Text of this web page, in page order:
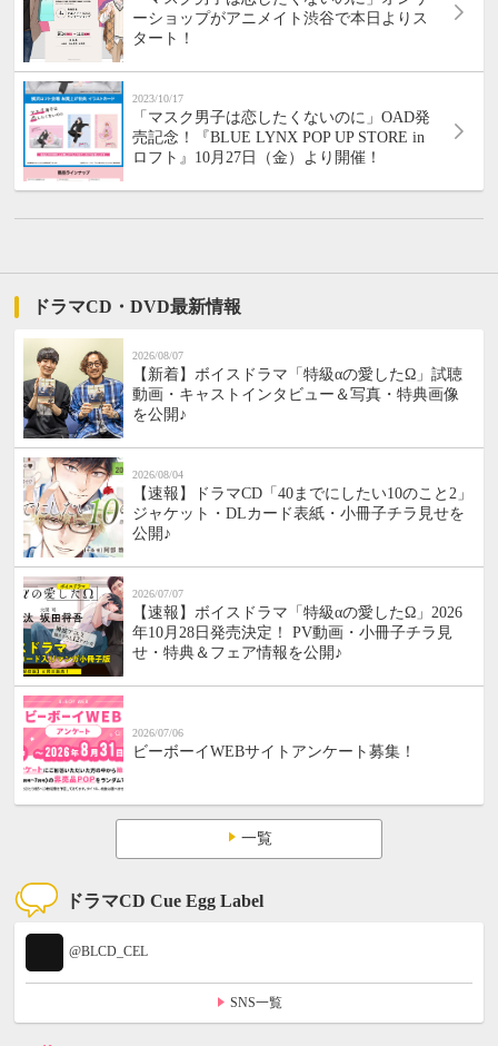
ーショップがアニメイト渋谷で本日よりス
タート！
2023/10/17
「マスク男子は恋したくないのに」OAD発
売記念！『BLUE LYNX POP UP STORE in
ロフト』10月27日（金）より開催！
ドラマCD・DVD最新情報
2026/08/07
【新着】ボイスドラマ「特級αの愛したΩ」試聴
動画・キャストインタビュー＆写真・特典画像
を公開♪
2026/08/04
【速報】ドラマCD「40までにしたい10のこと2」
ジャケット・DLカード表紙・小冊子チラ見せを
公開♪
2026/07/07
【速報】ボイスドラマ「特級αの愛したΩ」2026
年10月28日発売決定！ PV動画・小冊子チラ見
せ・特典＆フェア情報を公開♪
2026/07/06
ビーボーイWEBサイトアンケート募集！
一覧
ドラマCD Cue Egg Label
@BLCD_CEL
SNS一覧